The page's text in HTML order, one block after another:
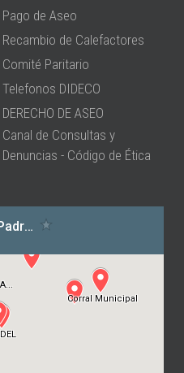
Pago de Aseo
Recambio de Calefactores
Comité Paritario
Telefonos DIDECO
DERECHO DE ASEO
Canal de Consultas y
Denuncias - Código de Ética